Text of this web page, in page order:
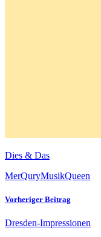
Dies & Das
MerQuryMusikQueen
Vorheriger Beitrag
Dresden-Impressionen